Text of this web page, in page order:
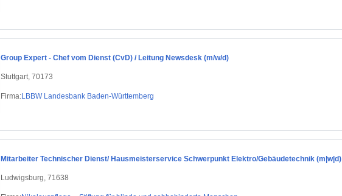
Group Expert - Chef vom Dienst (CvD) / Leitung Newsdesk (m/w/d)
Stuttgart, 70173
Firma:LBBW Landesbank Baden-Württemberg
Mitarbeiter Technischer Dienst/ Hausmeisterservice Schwerpunkt Elektro/Gebäudetechnik (m|w|d)
Ludwigsburg, 71638